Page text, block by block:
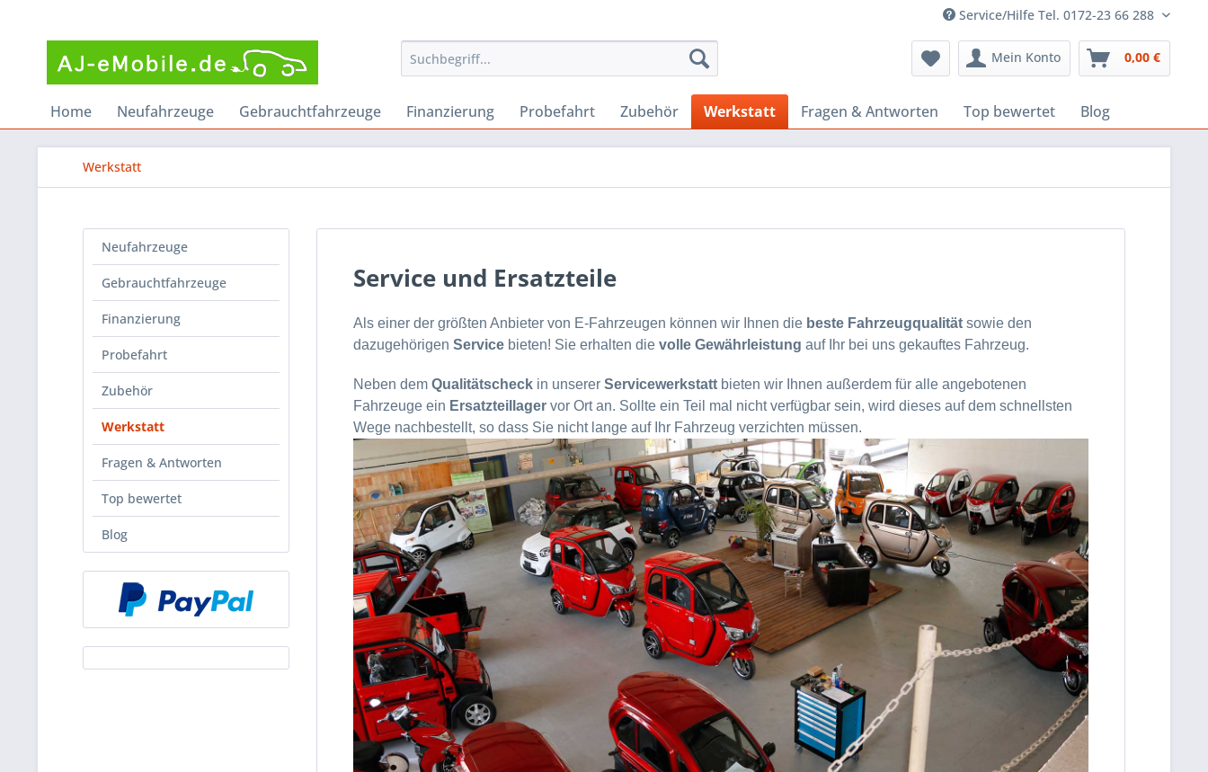
Service/Hilfe Tel. 0172-23 66 288
Mein Konto 0,00 €
Home Neufahrzeuge Gebrauchtfahrzeuge Finanzierung Probefahrt Zubehör Werkstatt Fragen & Antworten Top bewertet Blog
Werkstatt
Neufahrzeuge
Gebrauchtfahrzeuge
Finanzierung
Probefahrt
Zubehör
Werkstatt
Fragen & Antworten
Top bewertet
Blog
Service und Ersatzteile
Als einer der größten Anbieter von E-Fahrzeugen können wir Ihnen die beste Fahrzeugqualität sowie den
dazugehörigen Service bieten! Sie erhalten die volle Gewährleistung auf Ihr bei uns gekauftes Fahrzeug.
Neben dem Qualitätscheck in unserer Servicewerkstatt bieten wir Ihnen außerdem für alle angebotenen
Fahrzeuge ein Ersatzteillager vor Ort an. Sollte ein Teil mal nicht verfügbar sein, wird dieses auf dem schnellsten
Wege nachbestellt, so dass Sie nicht lange auf Ihr Fahrzeug verzichten müssen.